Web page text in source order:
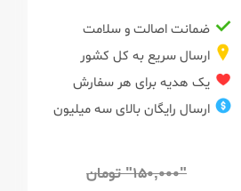
ضمانت اصالت و سلامت
ارسال سریع به کل کشور
یک هدیه برای هر سفارش
ارسال رایگان بالای سه میلیون
"۱۵۰,۰۰۰" تومان